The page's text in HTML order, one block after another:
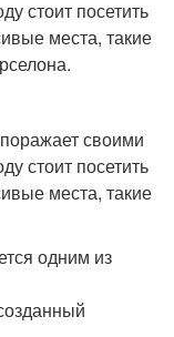
стоит посетить
места, такие
своими
стоит посетить
места, такие
одним из